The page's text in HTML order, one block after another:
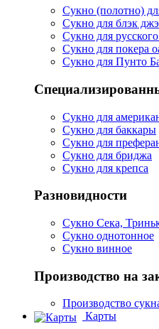
Сукно (полотно)
Сукно для блэк
Сукно для
Сукно для покера
Сукно для Пунто
Сукно для
Сукно для баккары
Сукно для
Сукно для бриджа
Сукно для крепса
Разновидности
Сукно Сека,
Сукно однотонное
Сукно винное
Производство на
Производство
Карты